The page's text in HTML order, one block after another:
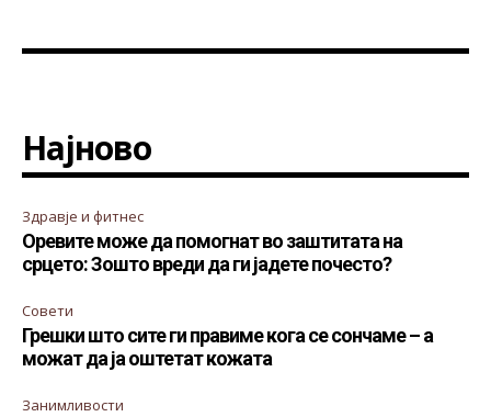
Најново
Здравје и фитнес
Оревите може да помогнат во заштитата на
срцето: Зошто вреди да ги јадете почесто?
Совети
Грешки што сите ги правиме кога се сончаме – а
можат да ја оштетат кожата
Занимливости